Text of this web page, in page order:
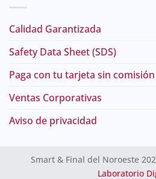
Calidad Garantizada
Safety Data Sheet (SDS)
Paga con tu tarjeta sin comisión
Ventas Corporativas
Aviso de privacidad
Smart & Final del Noroeste
Laboratorio